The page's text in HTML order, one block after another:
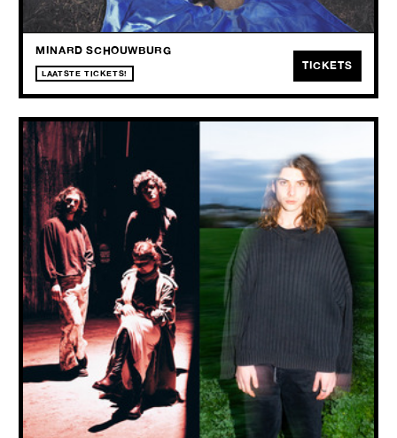
staat, tot het plots openbreekt en het mag schuren.
MINARD SCHOUWBURG
LAATSTE TICKETS!
TICKETS
THU
24.09
2026
TJE + NIELS ORENS
De breekbare elektronica van Niels Orens’ nieuwste EP Never Again
en de rauwe avant-pop van TJE’s debuutalbum SCHADE smelten